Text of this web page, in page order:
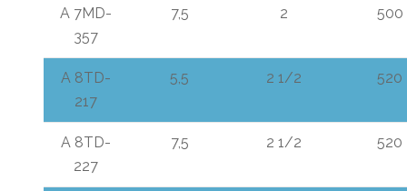
A 7MD-
357
7,5 2 500
A 8TD-
217
5,5 2 1/2 520
A 8TD-
227
7,5 2 1/2 520